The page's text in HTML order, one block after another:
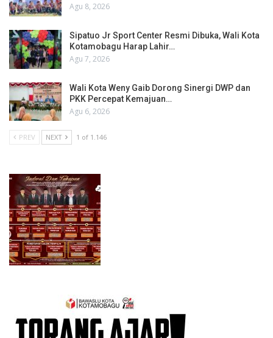
Agu 8, 2026
Sipatuo Jr Sport Center Resmi Dibuka, Wali Kota
Kotamobagu Harap Lahir…
Agu 7, 2026
Wali Kota Weny Gaib Dorong Sinergi DWP dan
PKK Percepat Kemajuan…
Agu 6, 2026
PREV NEXT 1 of 1.146